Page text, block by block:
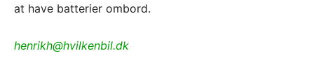
at have batterier ombord.
henrikh@hvilkenbil.dk